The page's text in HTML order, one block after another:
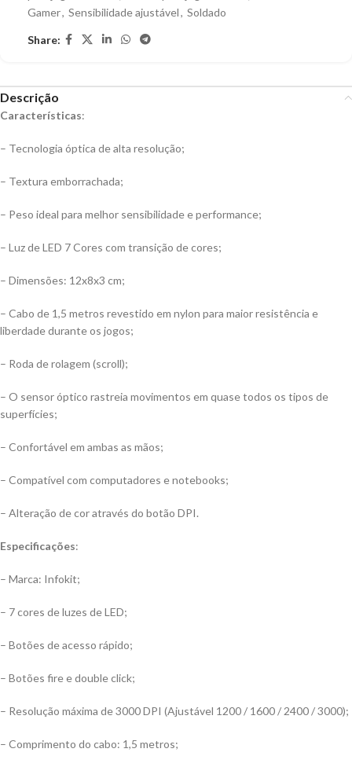
Gamer, Sensibilidade ajustável, Soldado
Share:
Descrição
Características:
– Tecnologia óptica de alta resolução;
– Textura emborrachada;
– Peso ideal para melhor sensibilidade e performance;
– Luz de LED 7 Cores com transição de cores;
– Dimensões: 12x8x3 cm;
– Cabo de 1,5 metros revestido em nylon para maior resistência e
liberdade durante os jogos;
– Roda de rolagem (scroll);
– O sensor óptico rastreia movimentos em quase todos os tipos de
superfícies;
– Confortável em ambas as mãos;
– Compatível com computadores e notebooks;
– Alteração de cor através do botão DPI.
Especificações:
– Marca: Infokit;
– 7 cores de luzes de LED;
– Botões de acesso rápido;
– Botões fire e double click;
– Resolução máxima de 3000 DPI (Ajustável 1200 / 1600 / 2400 / 3000);
– Comprimento do cabo: 1,5 metros;